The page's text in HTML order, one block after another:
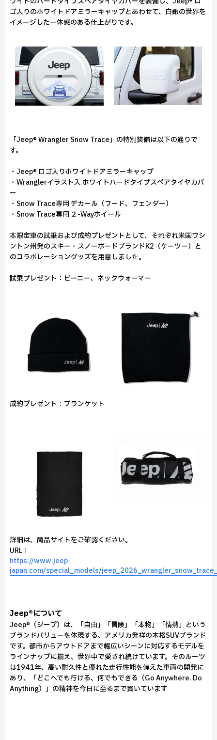
ゴ入りのホワイトドアミラーキャップとあわせて、白銀の世界を
イメージした一体感のある仕上がりです。
「Jeep® Wrangler Snow Trace」の特別装備は以下の通りで
す。
・Jeep® ロゴ入りホワイトドアミラーキャップ
・Wranglerイラスト入 ホワイトハードタイプスペアタイヤカバ
ー
・Snow Trace専用 デカール（フード、フェンダー）
・Snow Trace専用 ２-Wayホイール
本限定車の試乗および成約プレゼントとして、それぞれ米国ワシ
ントン州発のスキー・スノーボードブランドK2（ケーツー）と
のコラボレーショングッズを用意しました。
試乗プレゼント：ビーニー、ネックウォーマー
成約プレゼント：ブランケット
詳細は、商品サイトをご確認ください。
URL：
https://www.jeep-
japan.com/special_models/
Jeep®について
Jeep®（ジープ）は、「自由」「冒険」「本物」「情熱」という
ブランドバリューを体現する、アメリカ発祥の本格SUVブランド
です。都市からアウトドアまで幅広いシーンに対応するモデルを
ラインナップに揃え、世界中で愛され続けています。そのルーツ
は1941年、高い耐久性と優れた走行性能を備えた車両の開発に
あり、「どこへでも行ける、何でもできる（Go Anywhere. Do
Anything）」の精神を今日に至るまで貫いています